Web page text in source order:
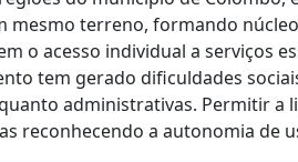
mesmo terreno, formando
o acesso individual a serviços
tem gerado dificuldades
administrativas. Permitir a
reconhecendo a autonomia de